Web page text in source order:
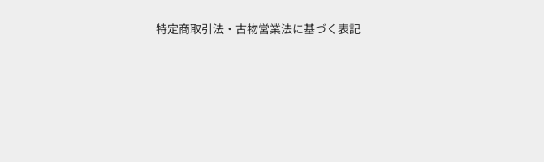
特定商取引法・古物営業法に基づく表記